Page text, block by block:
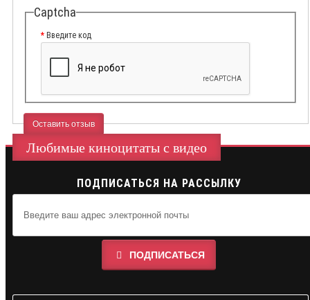
Captcha
Введите код
Оставить отзыв
Любимые киноцитаты с видео
ПОДПИСАТЬСЯ НА РАССЫЛКУ
ПОДПИСАТЬСЯ